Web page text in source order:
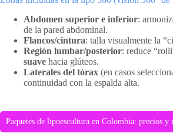
Abdomen superior e inferior:
de la pared abdominal.
Flancos/cintura: talla visualmente la
Región lumbar/posterior: reduce
suave hacia glúteos.
Laterales del tórax (en casos
continuidad con la espalda alta.
Paquetes de lipoescultura en Colombia: precios y